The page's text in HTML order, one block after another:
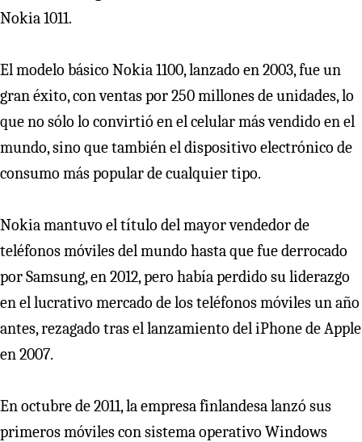
Nokia 1011.
El modelo básico Nokia 1100, lanzado en 2003, fue un
gran éxito, con ventas por 250 millones de unidades, lo
que no sólo lo convirtió en el celular más vendido en el
mundo, sino que también el dispositivo electrónico de
consumo más popular de cualquier tipo.
Nokia mantuvo el título del mayor vendedor de
teléfonos móviles del mundo hasta que fue derrocado
por Samsung, en 2012, pero había perdido su liderazgo
en el lucrativo mercado de los teléfonos móviles un año
antes, rezagado tras el lanzamiento del iPhone de Apple
en 2007.
En octubre de 2011, la empresa finlandesa lanzó sus
primeros móviles con sistema operativo Windows